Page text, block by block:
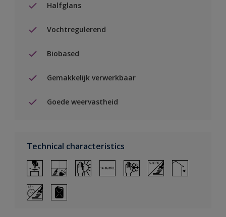
Halfglans
Vochtregulerend
Biobased
Gemakkelijk verwerkbaar
Goede weervastheid
Technical characteristics